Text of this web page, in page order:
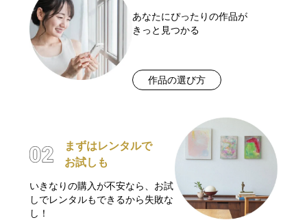
あなたにぴったりの作品が
きっと見つかる
作品の選び方
まずはレンタルで
お試しも
いきなりの購入が不安なら、お試
しでレンタルもできるから失敗な
し！